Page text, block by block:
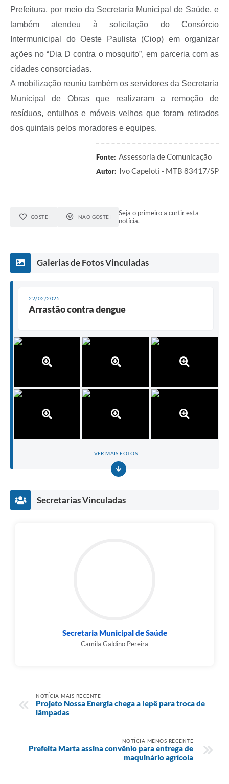
Prefeitura, por meio da Secretaria Municipal de Saúde, e
também atendeu à solicitação do Consórcio
Intermunicipal do Oeste Paulista (Ciop) em organizar
ações no “Dia D contra o mosquito”, em parceria com as
cidades consorciadas.
A mobilização reuniu também os servidores da Secretaria
Municipal de Obras que realizaram a remoção de
resíduos, entulhos e móveis velhos que foram retirados
dos quintais pelos moradores e equipes.
Fonte: Assessoria de Comunicação
Autor: Ivo Capeloti - MTB 83417/SP
GOSTEI NÃO GOSTEI
Seja o primeiro a curtir esta
notícia.
Galerias de Fotos Vinculadas
22/02/2025
Arrastão contra dengue
VER MAIS FOTOS
Secretarias Vinculadas
Secretaria Municipal de Saúde
Camila Galdino Pereira
NOTÍCIA MAIS RECENTE
Projeto Nossa Energia chega a Iepê para troca de
lâmpadas
NOTÍCIA MENOS RECENTE
Prefeita Marta assina convênio para entrega de
maquinário agrícola